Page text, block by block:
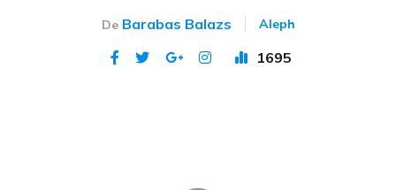
De Barabas Balazs Aleph
1695